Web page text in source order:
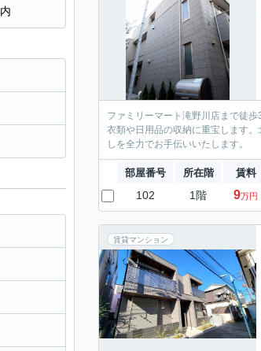
ファミリーマート滝野川店まで徒
衣類や日用品の収納に重宝します
しを全力でお手伝いいたします。
部屋番号 所在階 賃料
102 1階 9万円
賃貸マンション